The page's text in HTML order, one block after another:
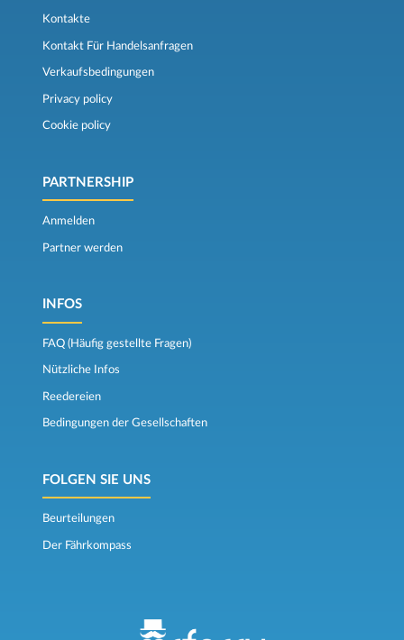
Kontakte
Kontakt Für Handelsanfragen
Verkaufsbedingungen
Privacy policy
Cookie policy
PARTNERSHIP
Anmelden
Partner werden
INFOS
FAQ (Häufig gestellte Fragen)
Nützliche Infos
Reedereien
Bedingungen der Gesellschaften
FOLGEN SIE UNS
Beurteilungen
Der Fährkompass